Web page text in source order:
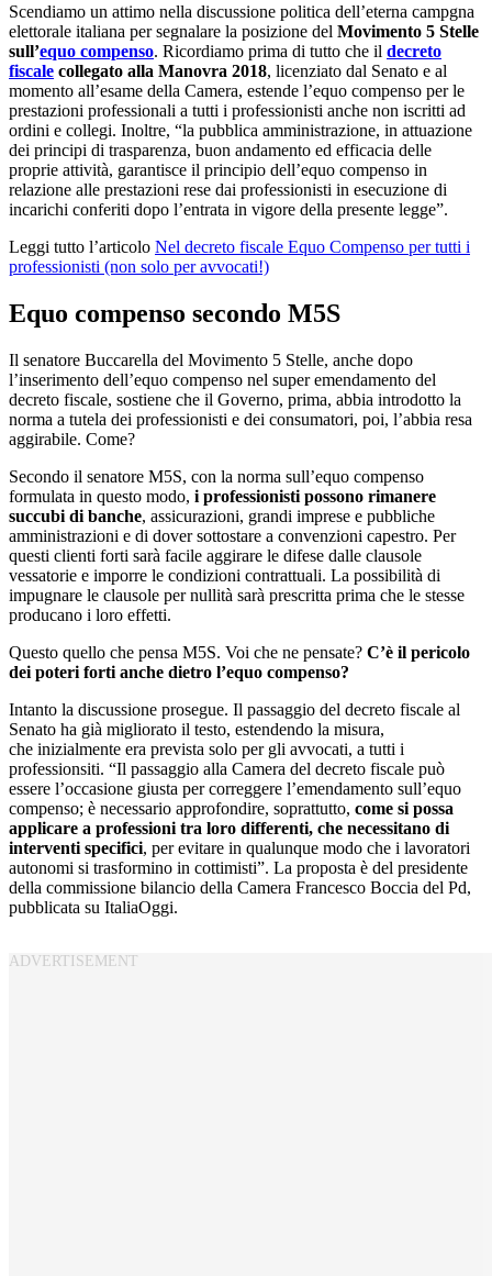
Scendiamo un attimo nella discussione politica dell’eterna campgna
elettorale italiana per segnalare la posizione del Movimento 5 Stelle
sull’equo compenso. Ricordiamo prima di tutto che il decreto
fiscale collegato alla Manovra 2018, licenziato dal Senato e al
momento all’esame della Camera, estende l’equo compenso per le
prestazioni professionali a tutti i professionisti anche non iscritti ad
ordini e collegi. Inoltre, “la pubblica amministrazione, in attuazione
dei principi di trasparenza, buon andamento ed efficacia delle
proprie attività, garantisce il principio dell’equo compenso in
relazione alle prestazioni rese dai professionisti in esecuzione di
incarichi conferiti dopo l’entrata in vigore della presente legge”.
Leggi tutto l’articolo Nel decreto fiscale Equo Compenso per tutti i
professionisti (non solo per avvocati!)
Equo compenso secondo M5S
Il senatore Buccarella del Movimento 5 Stelle, anche dopo
l’inserimento dell’equo compenso nel super emendamento del
decreto fiscale, sostiene che il Governo, prima, abbia introdotto la
norma a tutela dei professionisti e dei consumatori, poi, l’abbia resa
aggirabile. Come?
Secondo il senatore M5S, con la norma sull’equo compenso
formulata in questo modo, i professionisti possono rimanere
succubi di banche, assicurazioni, grandi imprese e pubbliche
amministrazioni e di dover sottostare a convenzioni capestro. Per
questi clienti forti sarà facile aggirare le difese dalle clausole
vessatorie e imporre le condizioni contrattuali. La possibilità di
impugnare le clausole per nullità sarà prescritta prima che le stesse
producano i loro effetti.
Questo quello che pensa M5S. Voi che ne pensate? C’è il pericolo
dei poteri forti anche dietro l’equo compenso?
Intanto la discussione prosegue. Il passaggio del decreto fiscale al
Senato ha già migliorato il testo, estendendo la misura,
che inizialmente era prevista solo per gli avvocati, a tutti i
professionsiti. “Il passaggio alla Camera del decreto fiscale può
essere l’occasione giusta per correggere l’emendamento sull’equo
compenso; è necessario approfondire, soprattutto, come si possa
applicare a professioni tra loro differenti, che necessitano di
interventi specifici, per evitare in qualunque modo che i lavoratori
autonomi si trasformino in cottimisti”. La proposta è del presidente
della commissione bilancio della Camera Francesco Boccia del Pd,
pubblicata su ItaliaOggi.